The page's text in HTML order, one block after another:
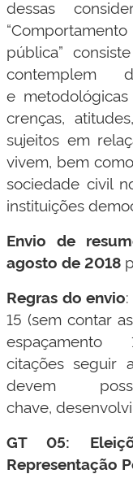
dessas
pública”
contemplem
e
crenças,
sujeitos em
vivem, bem
sociedade civil
instituições
Envio de
agosto de 2018
Regras do envio
15 (sem contar
citações seguir
devem
chave,
GT 05:
Representação